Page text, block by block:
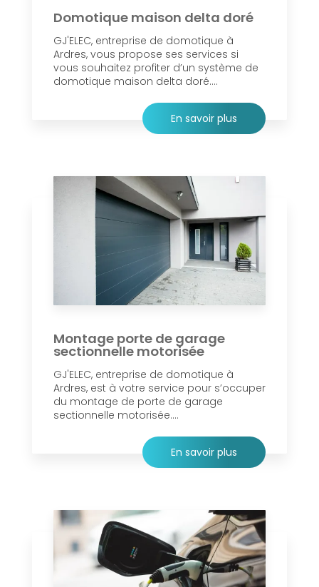
Domotique maison delta doré
GJ'ELEC, entreprise de domotique à
Ardres, vous propose ses services si
vous souhaitez profiter d’un système de
domotique maison delta doré....
En savoir plus
Montage porte de garage
sectionnelle motorisée
GJ'ELEC, entreprise de domotique à
Ardres, est à votre service pour s’occuper
du montage de porte de garage
sectionnelle motorisée....
En savoir plus